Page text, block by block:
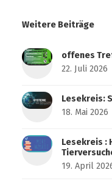
Weitere Beiträge
offenes
22. Juli 2026
Lesekreis:
18. Mai 2026
Lesekreis :
19. April